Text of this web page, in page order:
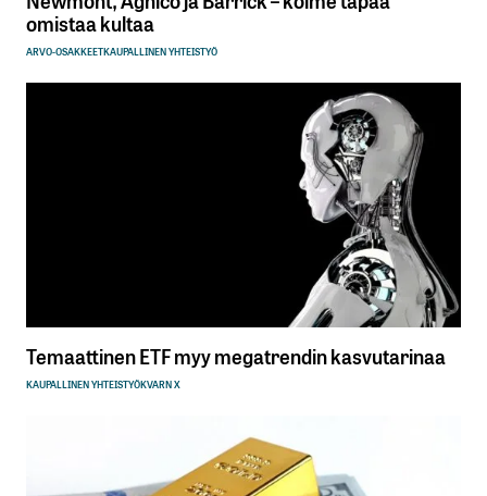
omistaa kultaa
ARVO-OSAKKEETKAUPALLINEN YHTEISTYÖ
Temaattinen ETF myy megatrendin kasvutarinaa
KAUPALLINEN YHTEISTYÖKVARN X